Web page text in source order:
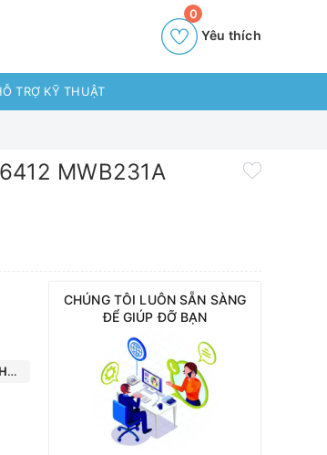
Yêu thích
0
TRỢ KỸ THUẬT
MWB231A
CHÚNG TÔI LUÔN SẴN SÀNG
ĐỂ GIÚP ĐỠ BẠN